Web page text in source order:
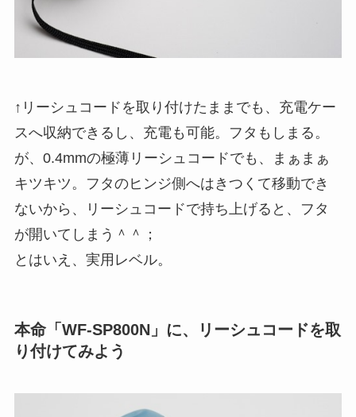
↑リーシュコードを取り付けたままでも、充電ケー
スへ収納できるし、充電も可能。フタもしまる。
が、0.4mmの極薄リーシュコードでも、まぁまぁ
キツキツ。フタのヒンジ側へはきつくて移動でき
ないから、リーシュコードで持ち上げると、フタ
が開いてしまう＾＾；
とはいえ、実用レベル。
本命「WF-SP800N」に、リーシュコードを取
り付けてみよう